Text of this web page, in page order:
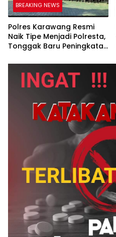
BREAKING NEWS
Polres Karawang Resmi
Naik Tipe Menjadi Polresta,
Tonggak Baru Peningkatan